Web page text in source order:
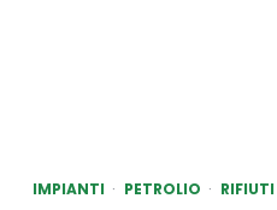
IMPIANTI PETROLIO